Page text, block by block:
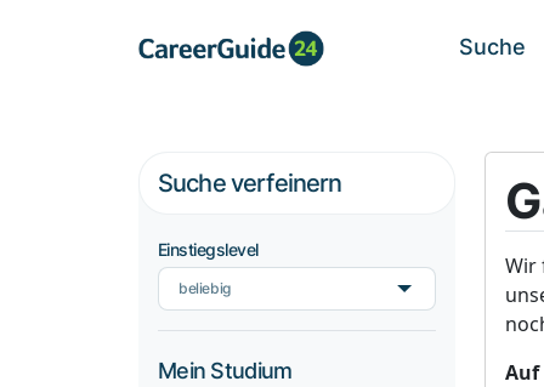
Suche
Suche verfeinern
Einstiegslevel
beliebig
Mein Studium
Wir
Auf